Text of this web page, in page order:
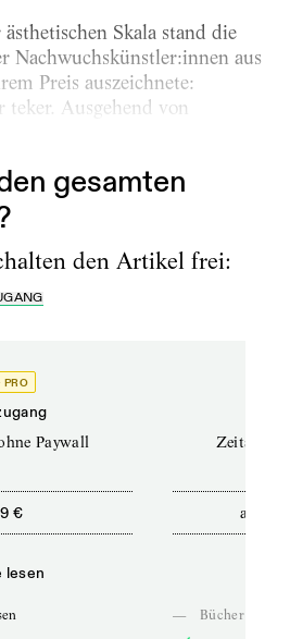
Skala stand die
Nachwuchskünstler:innen aus
Preis auszeichnete:
teker. Ausgehend von
gesamten
den Artikel frei:
PRO
Paywall
€
lesen
ab
—
Bücher online